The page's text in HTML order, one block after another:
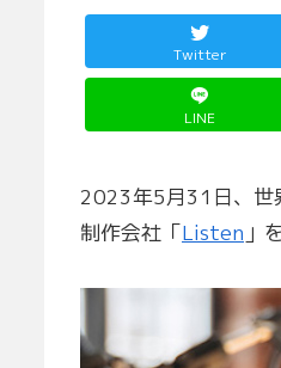
Twitter
LINE
2023年5月31日、世
制作会社「Listen 」